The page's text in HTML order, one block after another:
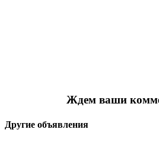
Ждем ваши
Другие объявления